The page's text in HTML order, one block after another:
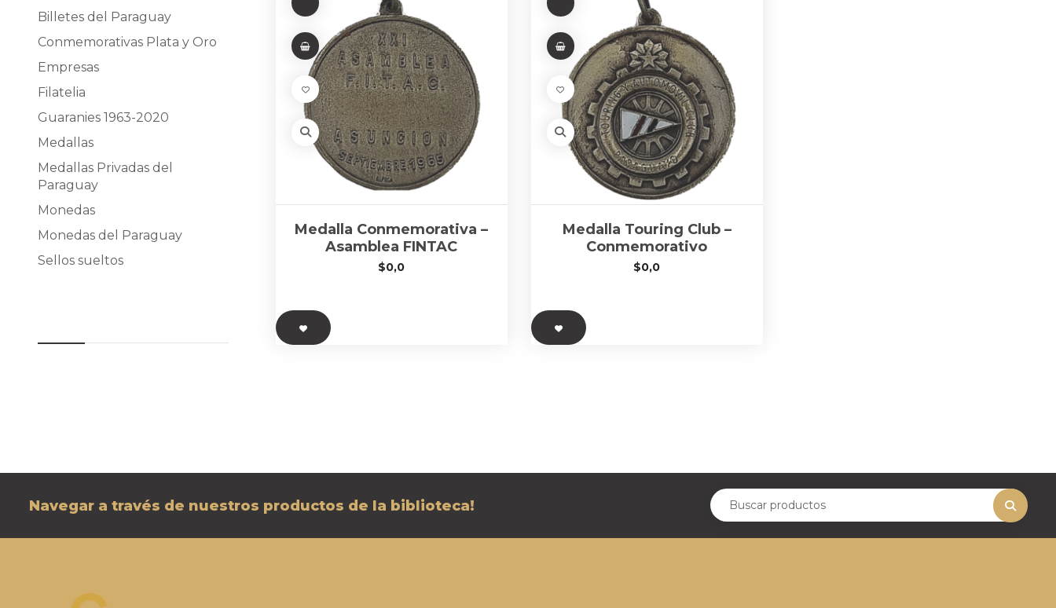
Billetes del Paraguay
Conmemorativas Plata y Oro
Empresas
Filatelia
Guaranies 1963-2020
Medallas
Medallas Privadas del
Paraguay
Monedas
Monedas del Paraguay
Sellos sueltos
Medalla Conmemorativa –
Asamblea FINTAC
$0,0
Medalla Touring Club –
Conmemorativo
$0,0
Navegar a través de nuestros productos de la biblioteca!